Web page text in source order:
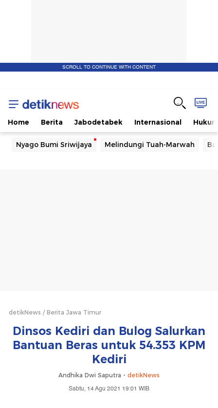
SCROLL TO CONTINUE WITH CONTENT
Home Berita Jabodetabek Internasional Hukum
Nyago Bumi Sriwijaya Melindungi Tuah-Marwah
detikNews Berita Jawa Timur
Dinsos Kediri dan Bulog Salurkan
Bantuan Beras untuk 54.353 KPM
Kediri
Andhika Dwi Saputra - detikNews
Sabtu, 14 Agu 2021 19:01 WIB